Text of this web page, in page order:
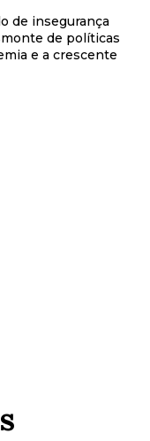
de insegurança
de políticas
e a crescente